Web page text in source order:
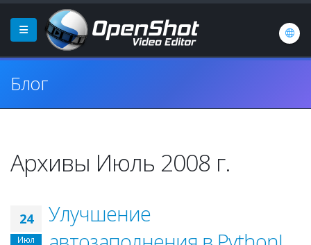
Блог
Архивы Июль 2008 г.
24
Июл
Улучшение